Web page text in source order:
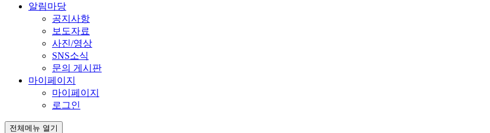
알림마당
공지사항
보도자료
사진/영상
SNS소식
문의 게시판
마이페이지
마이페이지
로그인
전체메뉴 열기